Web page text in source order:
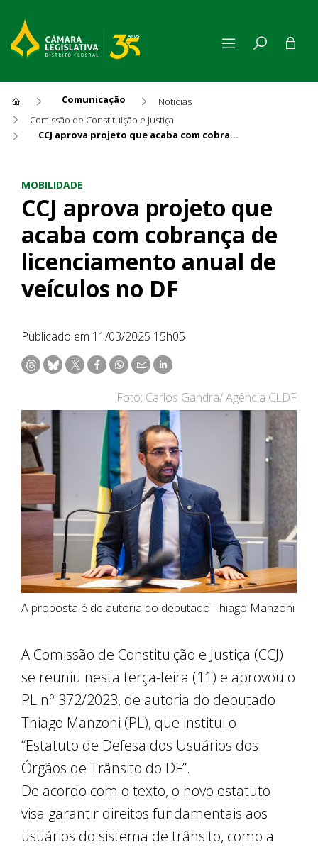
Comunicação
Notícias
Comissão de Constituição e Justiça
CCJ aprova projeto que acaba com cobrança de licenciamento anual de veículos no DF
MOBILIDADE
CCJ aprova projeto que
acaba com cobrança de
licenciamento anual de
veículos no DF
Publicado em 11/03/2025 15h05
Foto: Carlos Gandra/ Agência CLDF
A proposta é de autoria do deputado Thiago Manzoni
A Comissão de Constituição e Justiça (CCJ)
se reuniu nesta terça-feira (11) e aprovou o
PL nº 372/2023, de autoria do deputado
Thiago Manzoni (PL), que institui o
“Estatuto de Defesa dos Usuários dos
Órgãos de Trânsito do DF”.
De acordo com o texto, o novo estatuto
visa garantir direitos fundamentais aos
usuários do sistema de trânsito, como a